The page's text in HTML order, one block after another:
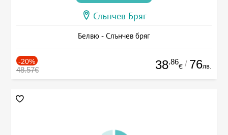
Слънчев Бряг
Белвю - Слънчев бряг
-20%
48.57€ 38.86
€ / 76лв.